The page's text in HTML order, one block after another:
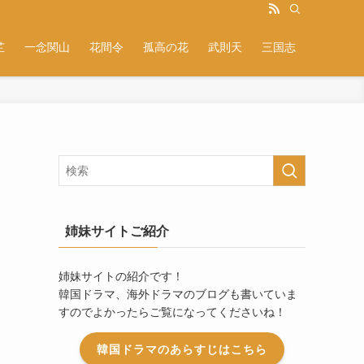
一念関山 花間令 孤高の花 武則天 三国志
姉妹サイトご紹介
姉妹サイトの紹介です！
韓国ドラマ、海外ドラマのブログも書いていま
すのでよかったらご覧になってくださいね！
韓国ドラマのあらすじはこちら